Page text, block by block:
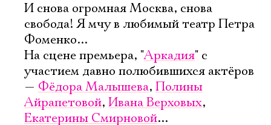
И снова огромная Москва, снова
свобода! Я мчу в любимый театр Петра
Фоменко...
На сцене премьера, "Аркадия" с
участием давно полюбившихся актёров
— Фёдора Малышева, Полины
Айрапетовой, Ивана Верховых,
Екатерины Смирновой...